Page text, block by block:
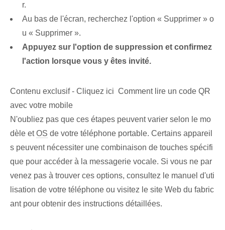
r.
Au bas de l'écran, recherchez l'option « Supprimer » o
u « Supprimer ».
Appuyez sur l'option de suppression et confirmez
l'action lorsque vous y êtes invité.
Contenu exclusif - Cliquez ici Comment lire un code QR
avec votre mobile
N'oubliez pas que ces étapes peuvent varier selon le mo
dèle etOS de votre téléphone portable. Certains appareil
s peuvent nécessiter une combinaison de touches spécifi
que pour accéder à la messagerie vocale. Si vous ne par
venez pas à trouver ces options, consultez le manuel d'uti
lisation de votre téléphone ou visitez le site Web du fabric
ant pour obtenir des instructions détaillées.